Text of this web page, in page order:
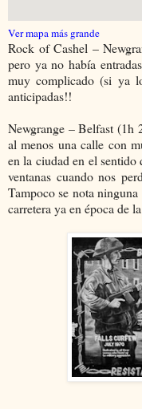
Ver mapa más grande
Rock of Cashel –
pero ya no había
muy complicado (si ya
anticipadas!!
Newgrange – Belfast (1h
al menos una calle con
en la ciudad en el
ventanas cuando nos
Tampoco se nota
carretera ya en época de